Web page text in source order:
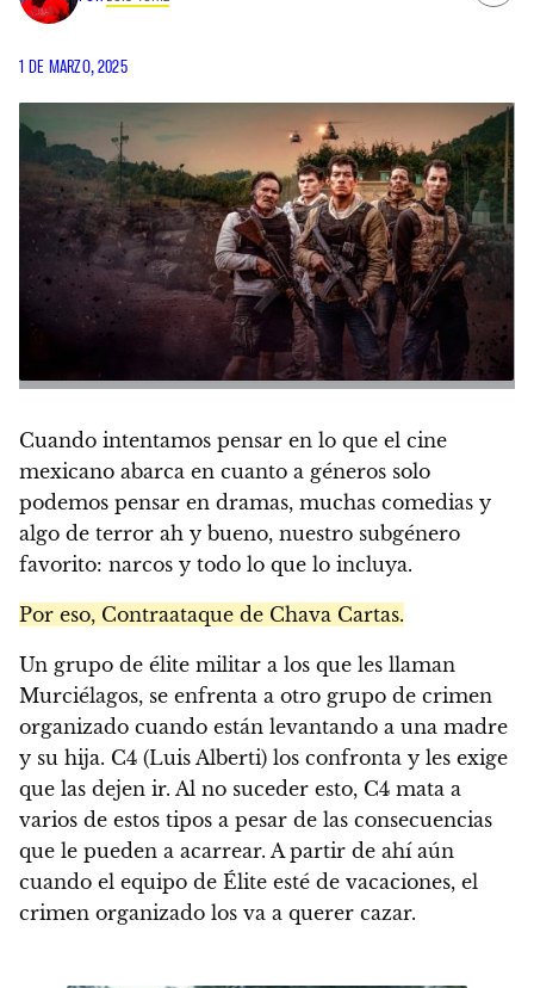
1 DE MARZO, 2025
Cuando intentamos pensar en lo que el cine
mexicano abarca en cuanto a géneros solo
podemos pensar en dramas, muchas comedias y
algo de terror ah y bueno, nuestro subgénero
favorito: narcos y todo lo que lo incluya.
Por eso, Contraataque de Chava Cartas.
Un grupo de élite militar a los que les llaman
Murciélagos, se enfrenta a otro grupo de crimen
organizado cuando están levantando a una madre
y su hija. C4 (Luis Alberti) los confronta y les exige
que las dejen ir. Al no suceder esto, C4 mata a
varios de estos tipos a pesar de las consecuencias
que le pueden a acarrear. A partir de ahí aún
cuando el equipo de Élite esté de vacaciones, el
crimen organizado los va a querer cazar.